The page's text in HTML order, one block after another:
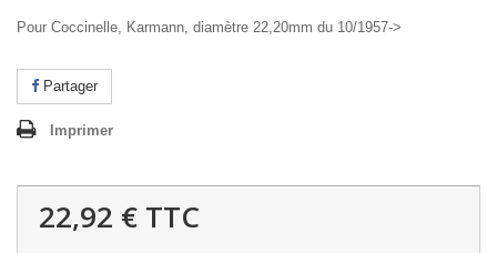
Pour Coccinelle, Karmann, diamètre 22,20mm du 10/1957->
Partager
Imprimer
22,92 € TTC